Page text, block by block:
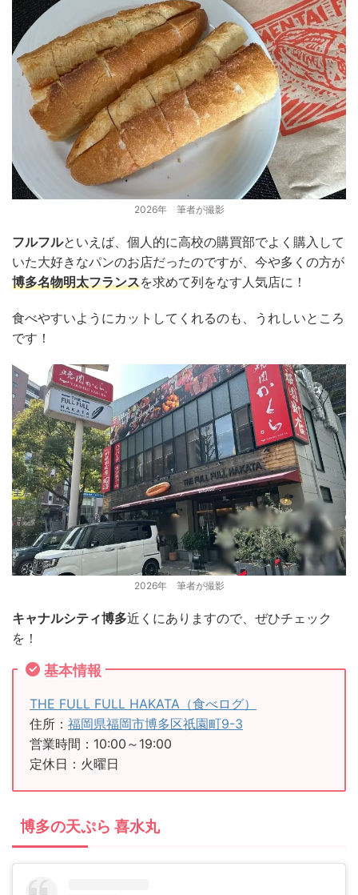
2026年 筆者が撮影
フルフルといえば、個人的に高校の購買部でよく購入して
いた大好きなパンのお店だったのですが、今や多くの方が
博多名物明太フランスを求めて列をなす人気店に！
食べやすいようにカットしてくれるのも、うれしいところ
です！
2026年 筆者が撮影
キャナルシティ博多近くにありますので、ぜひチェック
を！
基本情報
THE FULL FULL HAKATA（食べログ）
住所： 福岡県福岡市博多区祇園町9-3
営業時間：10:00～19:00
定休日：火曜日
博多の天ぷら 喜水丸